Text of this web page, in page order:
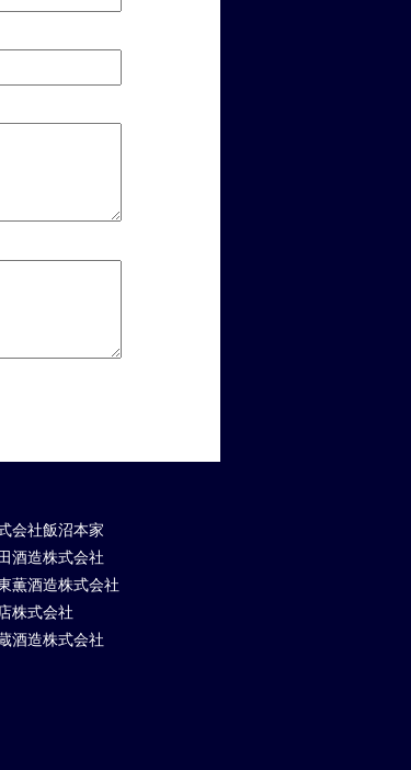
会社飯沼本家
酒造株式会社
薫酒造株式会社
株式会社
酒造株式会社